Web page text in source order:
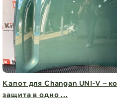
Капот для Changan UNI-V –
защита в одно ...